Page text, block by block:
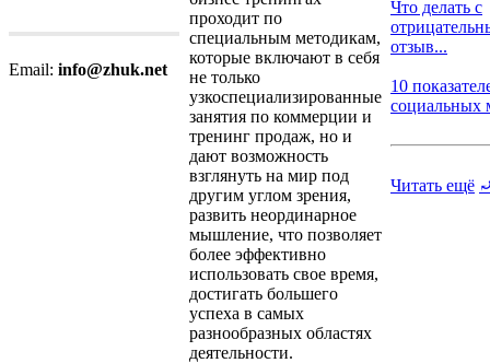
Email: info@zhuk.net
проходит по
специальным методикам,
которые включают в себя
не только
узкоспециализированные
занятия по коммерции и
тренинг продаж, но и
дают возможность
взглянуть на мир под
другим углом зрения,
развить неординарное
мышление, что позволяет
более эффективно
использовать свое время,
достигать большего
успеха в самых
разнообразных областях
деятельности.
Что делать с
отзыв...
10
социальных
Читать ещё